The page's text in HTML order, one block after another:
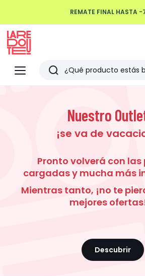
REMATE FINAL HASTA -
Menu
Redoute
Buscar
Últimos
vistosNuestro
¡se va de
Pronto volverá con las
cargadas y mucha más
Mientras tanto, ¡no te
mejores
Descubrir